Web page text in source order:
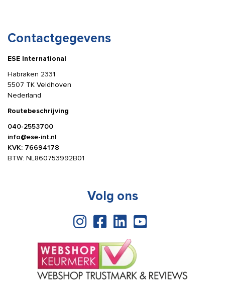
Contactgegevens
ESE International
Habraken 2331
5507 TK Veldhoven
Nederland
Routebeschrijving
040-2553700
info@ese-int.nl
KVK: 76694178
BTW: NL860753992B01
Volg ons